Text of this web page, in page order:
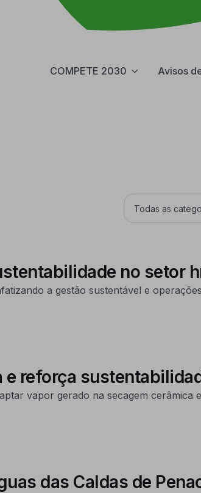
COMPETE 2030 Avisos
no setor
a gestão sustentável e
e reforça
vapor gerado na secagem cerâmica
das Caldas de